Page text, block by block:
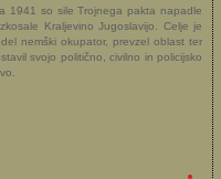
1941 so sile Trojnega pakta napadle
Kraljevino Jugoslavijo. Celje je
nemški okupator, prevzel oblast ter
svojo politično, civilno in policijsko